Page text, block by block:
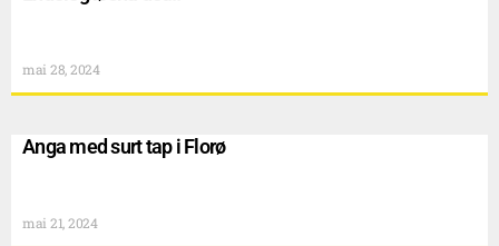
mai 28, 2024
Anga med surt tap i Florø
mai 21, 2024